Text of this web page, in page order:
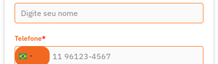
Telefone*
Brazil +55